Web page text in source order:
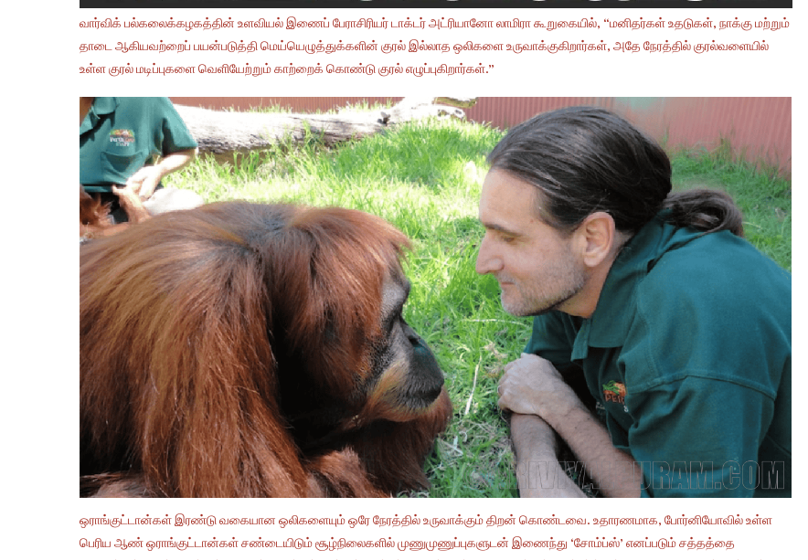
வார்விக் பல்கலைக்கழகத்தின் உளவியல் இணைப் பேராசிரியர் டாக்டர் அட்ரியானோ லாமிரா கூறுகையில், “மனிதர்கள் உதடுகள், நாக்கு மற்றும்
தாடை ஆகியவற்றைப் பயன்படுத்தி மெய்யெழுத்துக்களின் குரல் இல்லாத ஒலிகளை உருவாக்குகிறார்கள், அதே நேரத்தில் குரல்வளையில்
உள்ள குரல் மடிப்புகளை வெளியேற்றும் காற்றைக் கொண்டு குரல் எழுப்புகிறார்கள்.”
ஒராங்குட்டான்கள் இரண்டு வகையான ஒலிகளையும் ஒரே நேரத்தில் உருவாக்கும் திறன் கொண்டவை. உதாரணமாக, போர்னியோவில் உள்ள
பெரிய ஆண் ஒராங்குட்டான்கள் சண்டையிடும் சூழ்நிலைகளில் முணுமுணுப்புகளுடன் இணைந்து ‘சோம்ப்ஸ்’ எனப்படும் சத்தத்தை